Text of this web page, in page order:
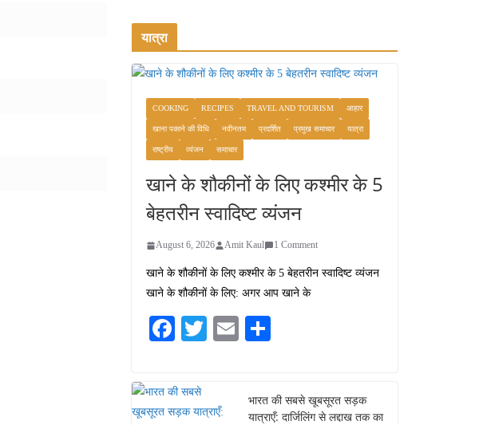
यात्रा
COOKING RECIPES TRAVEL AND TOURISM आहार
खाना पकाने की विधि नवीनतम प्रदर्शित प्रमुख समाचार यात्रा
राष्ट्रीय व्यंजन समाचार
खाने के शौकीनों के लिए कश्मीर के 5
बेहतरीन स्वादिष्ट व्यंजन
August 6, 2026 Amit Kaul 1 Comment
खाने के शौकीनों के लिए कश्मीर के 5 बेहतरीन स्वादिष्ट व्यंजन
खाने के शौकीनों के लिए: अगर आप खाने के
Fa
bo
ok
T
r
E
भारत की सबसे खूबसूरत सड़क
यात्राएँ: दार्जिलिंग से लद्दाख तक का